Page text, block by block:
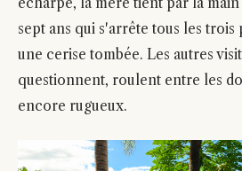
sept ans qui s'arrête tous les trois
une cerise tombée. Les autres
questionnent, roulent entre les
encore rugueux.